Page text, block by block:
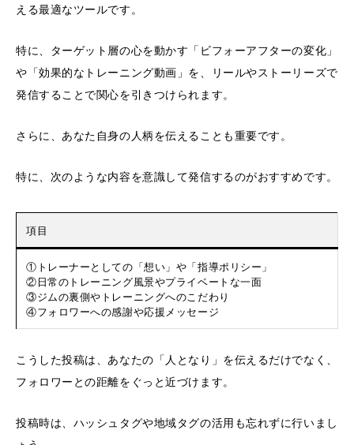
える最適なツールです。
特に、ターゲット層の心を動かす「ビフォーアフターの変化」
や「効果的なトレーニング動画」を、リールやストーリーズで
発信することで関心を引きつけられます。
さらに、あなた自身の人柄を伝えることも重要です。
特に、次のような内容を意識して発信するのがおすすめです。
項目
①トレーナーとしての「想い」や「指導ポリシー」
②日常のトレーニング風景やプライベートな一面
③ジムの裏側やトレーニングへのこだわり
④フォロワーへの感謝や応援メッセージ
こうした投稿は、あなたの「人となり」を伝えるだけでなく、
フォロワーとの距離をぐっと近づけます。
投稿時は、ハッシュタグや地域タグの活用も忘れずに行いまし